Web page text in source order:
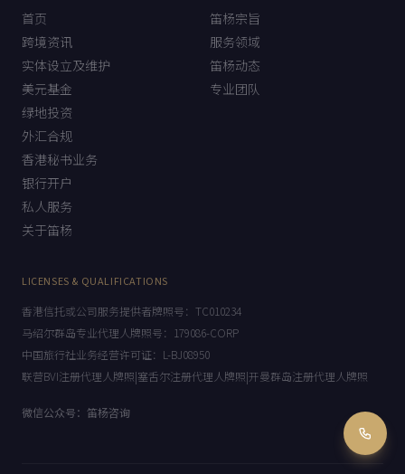
首页
跨境资讯
实体设立及维护
美元基金
绿地投资
外汇合规
香港秘书业务
银行开户
私人服务
关于笛杨
笛杨宗旨
服务领域
笛杨动态
专业团队
LICENSES & QUALIFICATIONS
香港信托或公司服务提供者牌照号：TC010234
马绍尔群岛专业代理人牌照号：179086-CORP
中国旅行社业务经营许可证：L-BJ08950
联营BVI注册代理人牌照|塞舌尔注册代理人牌照|开曼群岛注册代理人牌照
微信公众号：笛杨咨询